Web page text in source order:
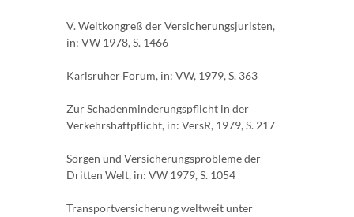
V. Weltkongreß der Versicherungsjuristen,
in: VW 1978, S. 1466
Karlsruher Forum, in: VW, 1979, S. 363
Zur Schadenminderungspflicht in der
Verkehrshaftpflicht, in: VersR, 1979, S. 217
Sorgen und Versicherungsprobleme der
Dritten Welt, in: VW 1979, S. 1054
Transportversicherung weltweit unter